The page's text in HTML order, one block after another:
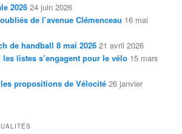
2026 24 juin 2026
de l’avenue Clémenceau 16 mai
de handball 8 mai 2026 21 avril 2026
listes s’engagent pour le vélo 15 mars
propositions de Vélocité 26 janvier